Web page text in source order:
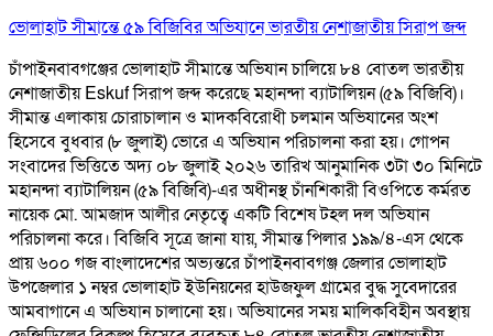
ভোলাহাট সীমান্তে ৫৯ বিজিবির অভিযানে ভারতীয় নেশাজাতীয় সিরাপ জব্দ
চাঁপাইনবাবগঞ্জের ভোলাহাট সীমান্তে অভিযান চালিয়ে ৮৪ বোতল ভারতীয়
নেশাজাতীয় Eskuf সিরাপ জব্দ করেছে মহানন্দা ব্যাটালিয়ন (৫৯ বিজিবি)।
সীমান্ত এলাকায় চোরাচালান ও মাদকবিরোধী চলমান অভিযানের অংশ
হিসেবে বুধবার (৮ জুলাই) ভোরে এ অভিযান পরিচালনা করা হয়। গোপন
সংবাদের ভিত্তিতে অদ্য ০৮ জুলাই ২০২৬ তারিখ আনুমানিক ৩টা ৩০ মিনিটে
মহানন্দা ব্যাটালিয়ন (৫৯ বিজিবি)-এর অধীনস্থ চাঁনশিকারী বিওপিতে কর্মরত
নায়েক মো. আমজাদ আলীর নেতৃত্বে একটি বিশেষ টহল দল অভিযান
পরিচালনা করে। বিজিবি সূত্রে জানা যায়, সীমান্ত পিলার ১৯৯/৪-এস থেকে
প্রায় ৬০০ গজ বাংলাদেশের অভ্যন্তরে চাঁপাইনবাবগঞ্জ জেলার ভোলাহাট
উপজেলার ১ নম্বর ভোলাহাট ইউনিয়নের হাউজফুল গ্রামের বুদ্ধ সুবেদারের
আমবাগানে এ অভিযান চালানো হয়। অভিযানের সময় মালিকবিহীন অবস্থায়